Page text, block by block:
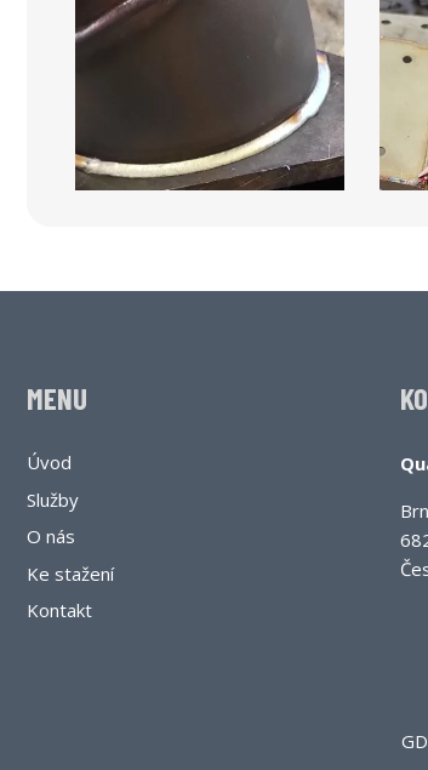
MENU
Úvod
Služby
O nás
Ke stažení
Kontakt